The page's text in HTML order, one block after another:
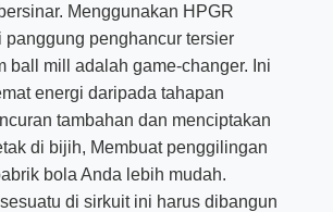
Menggunakan HPGR
panggung penghancur tersier
ball mill adalah game-changer. Ini
energi daripada tahapan
tambahan dan menciptakan
di bijih, Membuat penggilingan
bola Anda lebih mudah.
di sirkuit ini harus dibangun